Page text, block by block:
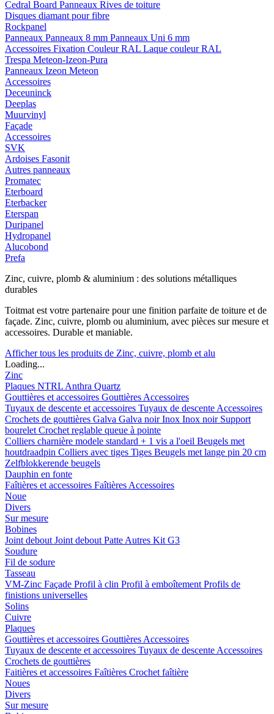
Cedral Board Panneaux Rives de toiture
Disques diamant pour fibre
Rockpanel
Panneaux Panneaux 8 mm Panneaux Uni 6 mm
Accessoires Fixation Couleur RAL Laque couleur RAL
Trespa Meteon-Izeon-Pura
Panneaux Izeon Meteon
Accessoires
Deceuninck
Deeplas
Muurvinyl
Façade
Accessoires
SVK
Ardoises Fasonit
Autres panneaux
Promatec
Eterboard
Eterbacker
Eterspan
Duripanel
Hydropanel
Alucobond
Prefa
Zinc, cuivre, plomb & aluminium : des solutions métalliques
durables
Toitmat est votre partenaire pour une finition parfaite de toiture et de
façade. Zinc, cuivre, plomb ou aluminium, avec pièces sur mesure et
accessoires. Durable et maniable.
Afficher tous les produits de Zinc, cuivre, plomb et alu
Loading...
Zinc
Plaques NTRL Anthra Quartz
Gouttières et accessoires Gouttières Accessoires
Tuyaux de descente et accessoires Tuyaux de descente Accessoires
Crochets de gouttières Galva Galva noirInox Inox noir Support
bourelet Crochet reglable queue à pointe
Colliers charnière modele standard + 1 vis a l'oeil Beugels met
houtdraadpin Colliers avec tiges Tiges Beugels met lange pin 20 cm
Zelfblokkerende beugels
Dauphin en fonte
Faîtières et accessoires Faîtières Accessoires
Noue
Divers
Sur mesure
Bobines
Joint debout Joint debout Patte Autres Kit G3
Soudure
Fil de sodure
Tasseau
VM-Zinc Façade Profil à clin Profil à emboîtement Profils de
finistions universelles
Solins
Cuivre
Plaques
Gouttières et accessoires Gouttières Accessoires
Tuyaux de descente et accessoires Tuyaux de descente Accessoires
Crochets de gouttières
Faitières et accessoires Faîtières Crochet faîtière
Noues
Divers
Sur mesure